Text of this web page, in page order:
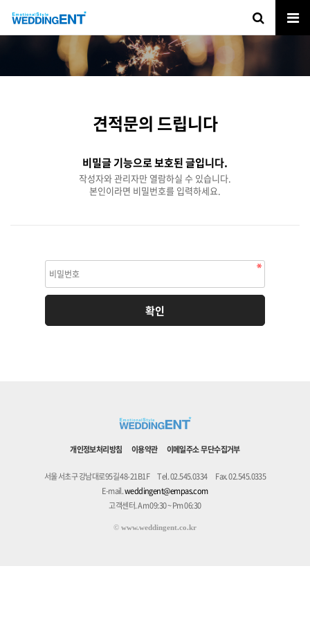
견적문의 드립니다
비밀글 기능으로 보호된 글입니다.
작성자와 관리자만 열람하실 수 있습니다.
본인이라면 비밀번호를 입력하세요.
개인정보처리방침 이용약관 이메일주소 무단수집거부
서울 서초구 강남대로95길 48-21B1F Tel. 02.545.0334
Fax. 02.545.0335
E-mail.weddingent@empas.com
고객센터. Am 09:30 ~ Pm 06:30
© www.weddingent.co.kr